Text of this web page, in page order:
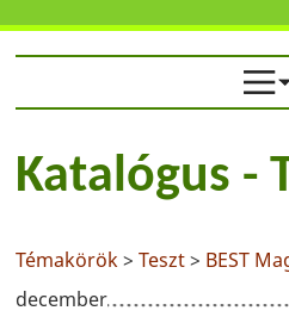
Katalógus -
Témakörök>Teszt> BEST
december